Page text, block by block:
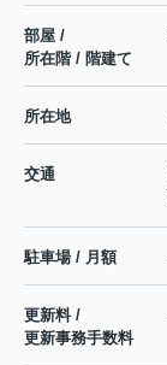
部屋 /
所在階 / 階建て
所在地
交通
駐車場 / 月額
更新料 /
更新事務手数料